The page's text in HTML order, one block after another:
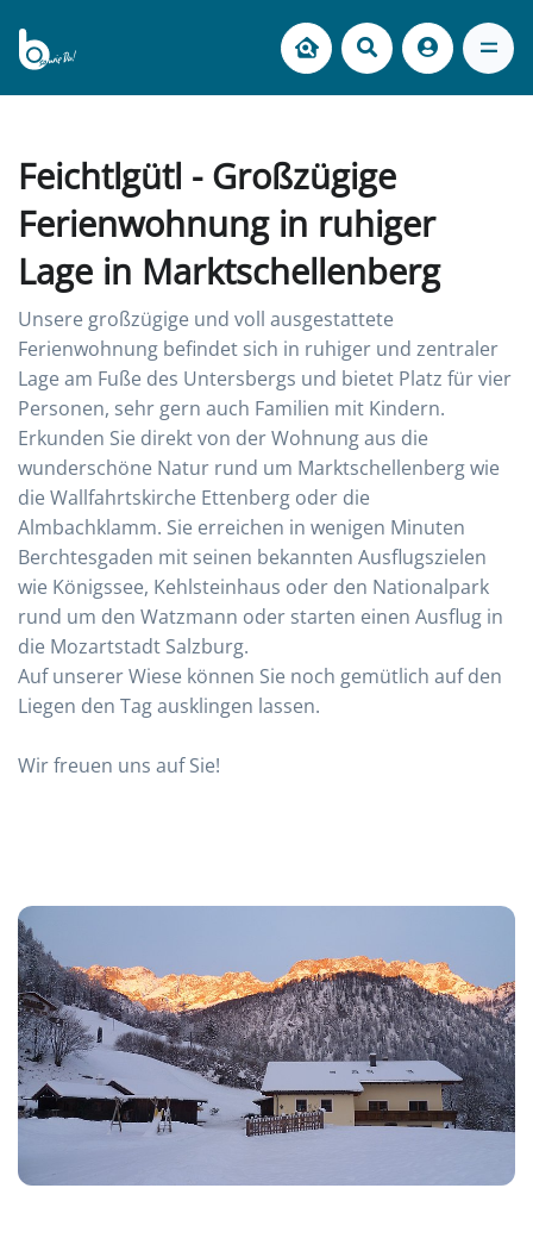
Feichtlgütl - Großzügige
Ferienwohnung in ruhiger
Lage in Marktschellenberg
Unsere großzügige und voll ausgestattete
Ferienwohnung befindet sich in ruhiger und zentraler
Lage am Fuße des Untersbergs und bietet Platz für vier
Personen, sehr gern auch Familien mit Kindern.
Erkunden Sie direkt von der Wohnung aus die
wunderschöne Natur rund um Marktschellenberg wie
die Wallfahrtskirche Ettenberg oder die
Almbachklamm. Sie erreichen in wenigen Minuten
Berchtesgaden mit seinen bekannten Ausflugszielen
wie Königssee, Kehlsteinhaus oder den Nationalpark
rund um den Watzmann oder starten einen Ausflug in
die Mozartstadt Salzburg.
Auf unserer Wiese können Sie noch gemütlich auf den
Liegen den Tag ausklingen lassen.
Wir freuen uns auf Sie!